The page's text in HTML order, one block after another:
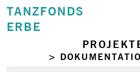
TANZFONDS
ERBE
>